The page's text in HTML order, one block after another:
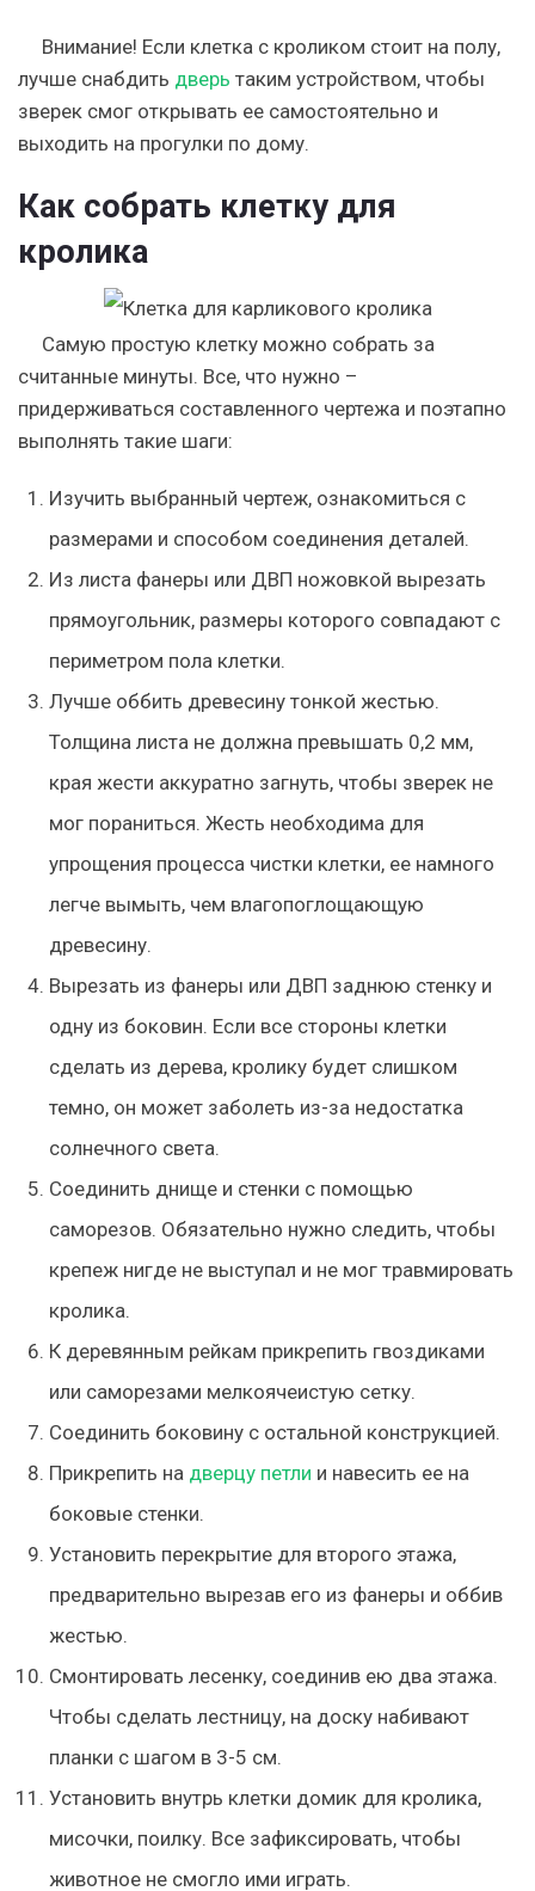
Внимание! Если клетка с кроликом стоит на полу,
лучше снабдить дверь таким устройством, чтобы
зверек смог открывать ее самостоятельно и
выходить на прогулки по дому.
Как собрать клетку для
кролика
Самую простую клетку можно собрать за
считанные минуты. Все, что нужно –
придерживаться составленного чертежа и поэтапно
выполнять такие шаги:
Изучить выбранный чертеж, ознакомиться с
размерами и способом соединения деталей.
Из листа фанеры или ДВП ножовкой вырезать
прямоугольник, размеры которого совпадают с
периметром пола клетки.
Лучше оббить древесину тонкой жестью.
Толщина листа не должна превышать 0,2 мм,
края жести аккуратно загнуть, чтобы зверек не
мог пораниться. Жесть необходима для
упрощения процесса чистки клетки, ее намного
легче вымыть, чем влагопоглощающую
древесину.
Вырезать из фанеры или ДВП заднюю стенку и
одну из боковин. Если все стороны клетки
сделать из дерева, кролику будет слишком
темно, он может заболеть из-за недостатка
солнечного света.
Соединить днище и стенки с помощью
саморезов. Обязательно нужно следить, чтобы
крепеж нигде не выступал и не мог травмировать
кролика.
К деревянным рейкам прикрепить гвоздиками
или саморезами мелкоячеистую сетку.
Соединить боковину с остальной конструкцией.
Прикрепить на дверцу петли и навесить ее на
боковые стенки.
Установить перекрытие для второго этажа,
предварительно вырезав его из фанеры и оббив
жестью.
Смонтировать лесенку, соединив ею два этажа.
Чтобы сделать лестницу, на доску набивают
планки с шагом в 3-5 см.
Установить внутрь клетки домик для кролика,
мисочки, поилку. Все зафиксировать, чтобы
животное не смогло ими играть.